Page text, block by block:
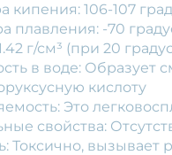
кипения: 106-107
плавления: -70
г/см³ (при 20
в воде: Образует
кислоту
Это
свойства:
Токсично,